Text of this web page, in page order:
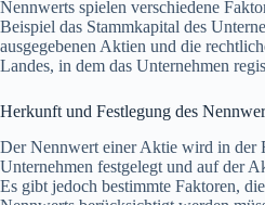
Nennwerts spielen verschiedene
Beispiel das Stammkapital des
ausgegebenen Aktien und die
Landes, in dem das Unternehmen
Herkunft und Festlegung des
Der Nennwert einer Aktie wird in der
Unternehmen festgelegt und auf der
Es gibt jedoch bestimmte Faktoren,